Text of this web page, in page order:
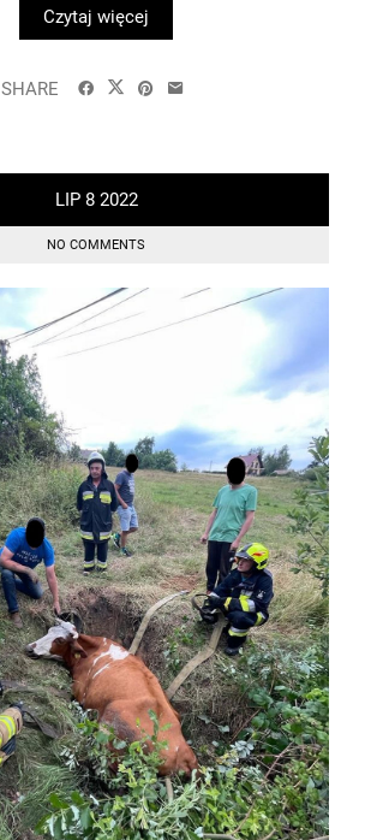
Czytaj więcej
SHARE
LIP 8 2022
NO COMMENTS